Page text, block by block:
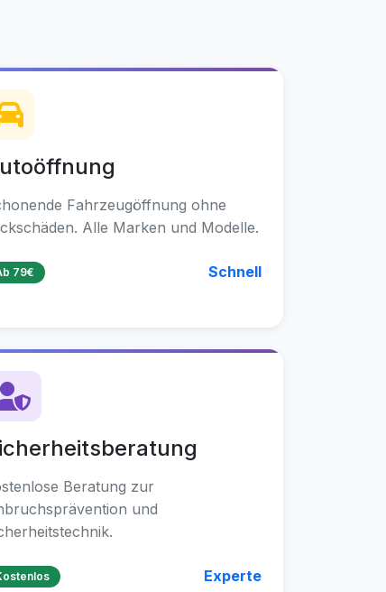
Fahrzeugöffnung ohne
Alle Marken und Modelle.
79€ Schnell
Beratung zur
und
Experte